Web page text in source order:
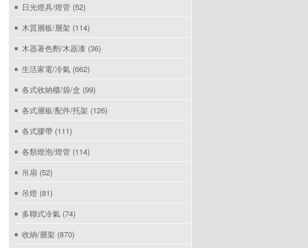
日光燈具/燈管 (52)
木質層板/層架 (114)
木器著色劑/木器漆 (36)
生活家電/冷氣 (662)
各式收納櫃/袋/盒 (99)
各式層板/配件/托架 (126)
各式膠帶 (111)
各類燈泡/燈管 (114)
吊扇 (52)
吊燈 (81)
多聯式冷氣 (74)
收納/層架 (870)